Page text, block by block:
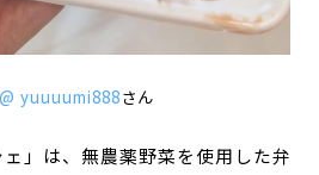
@ yuuuumi888さん
ェ」は、無農薬野菜を使用した弁